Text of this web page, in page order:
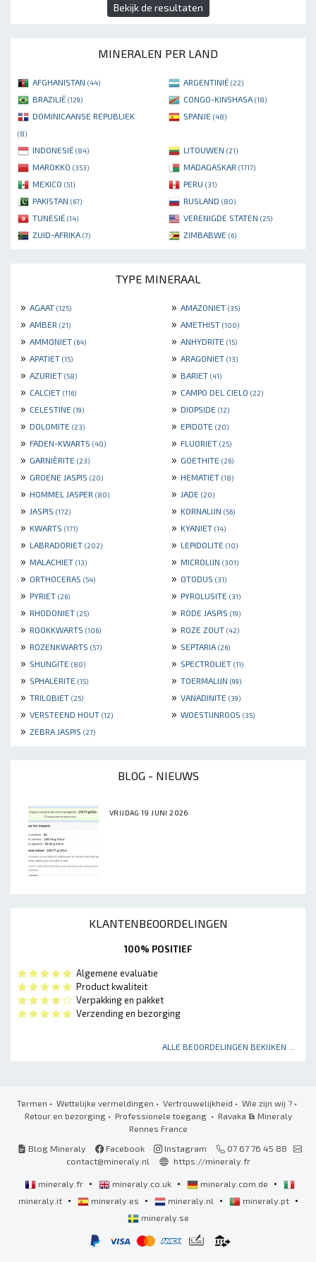
Bekijk de resultaten
MINERALEN PER LAND
AFGHANISTAN (44) ARGENTINIË (22)
BRAZILIË (129) CONGO-KINSHASA (18)
DOMINICAANSE REPUBLIEK
(8)
SPANJE (48)
INDONESIË (84) LITOUWEN (21)
MAROKKO (353) MADAGASKAR (1717)
MEXICO (51) PERU (31)
PAKISTAN (67) RUSLAND (80)
TUNESIË (14) VERENIGDE STATEN (25)
ZUID-AFRIKA (7) ZIMBABWE (6)
TYPE MINERAAL
» AGAAT (125) » AMAZONIET (35)
» AMBER (21) » AMETHIST (100)
» AMMONIET (64) » ANHYDRITE (15)
» APATIET (15) » ARAGONIET (13)
» AZURIET (58) » BARIET (41)
» CALCIET (116) » CAMPO DEL CIELO (22)
» CELESTINE (19) » DIOPSIDE (12)
» DOLOMITE (23) » EPIDOTE (20)
» FADEN-KWARTS (40) » FLUORIET (25)
» GARNIÈRITE (23) » GOETHITE (26)
» GROENE JASPIS (20) » HEMATIET (18)
» HOMMEL JASPER (80) » JADE (20)
» JASPIS (172) » KORNALIJN (56)
» KWARTS (171) » KYANIET (14)
» LABRADORIET (202) » LEPIDOLITE (10)
» MALACHIET (13) » MICROLIJN (301)
» ORTHOCERAS (54) » OTODUS (31)
» PYRIET (26) » PYROLUSITE (31)
» RHODONIET (25) » RODE JASPIS (19)
» ROOKKWARTS (106) » ROZE ZOUT (42)
» ROZENKWARTS (57) » SEPTARIA (26)
» SHUNGITE (80) » SPECTROLIET (11)
» SPHALERITE (15) » TOERMALIJN (99)
» TRILOBIET (25) » VANADINITE (39)
» VERSTEEND HOUT (12) » WOESTIJNROOS (35)
» ZEBRA JASPIS (27)
BLOG - NIEUWS
VRIJDAG 19 JUNI 2026
KLANTENBEOORDELINGEN
100% POSITIEF
Algemene evaluatie
Product kwaliteit
Verpakking en pakket
Verzending en bezorging
ALLE BEOORDELINGEN BEKIJKEN ...
Termen • Wettelijke vermeldingen • Vertrouwelijkheid • Wie zijn wij ? •
Retour en bezorging• Professionele toegang • Ravaka & Mineraly
Rennes France
Blog Mineraly
Facebook Instagram
07 67 76 45 88
contact@mineraly.nl
https://mineraly.fr
mineraly.fr • mineraly.co.uk • mineraly.com.de •
mineraly.it • mineraly.es • mineraly.nl • mineraly.pt •
mineraly.se